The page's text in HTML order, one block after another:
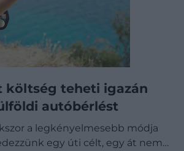
költség teheti igazán
autóbérlést
a legkényelmesebb módja
egy úti célt, egy át nem…